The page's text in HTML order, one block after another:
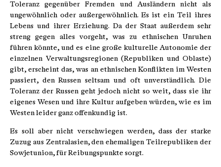
Toleranz gegenüber Fremden und Ausländern nicht als
ungewöhnlich oder außergewöhnlich. Es ist ein Teil ihres
Lebens und ihrer Erziehung. Da der Staat außerdem sehr
streng gegen alles vorgeht, was zu ethnischen Unruhen
führen könnte, und es eine große kulturelle Autonomie der
einzelnen Verwaltungsregionen (Republiken und Oblaste)
gibt, erscheint das, was an ethnischen Konflikten im Westen
passiert, den Russen seltsam und oft unverständlich. Die
Toleranz der Russen geht jedoch nicht so weit, dass sie ihr
eigenes Wesen und ihre Kultur aufgeben würden, wie es im
Westen leider ganz offenkundig ist.
Es soll aber nicht verschwiegen werden, dass der starke
Zuzug aus Zentralasien, den ehemaligen Teilrepubliken der
Sowjetunion, für Reibungspunkte sorgt.